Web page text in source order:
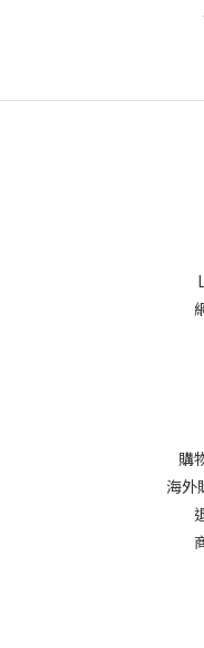
購
海外